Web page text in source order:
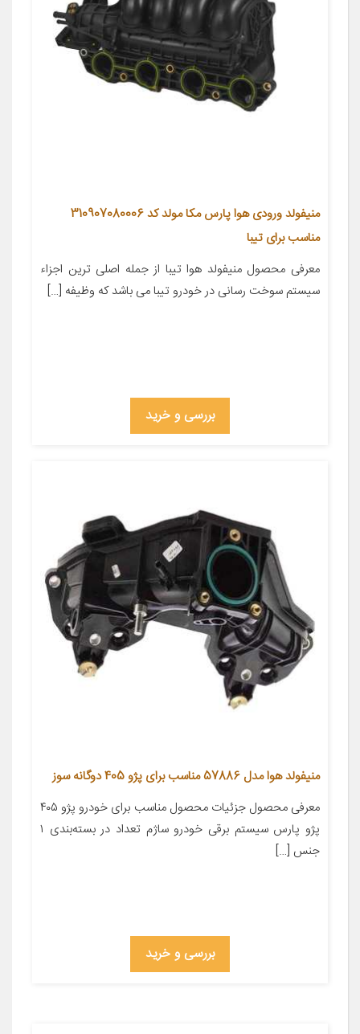
منيفولد ورودى هوا پارس مکا مولد كد 310907080006
مناسب براى تیبا
معرفی محصول منیفولد هوا تیبا از جمله اصلی ترین اجزاء
سیستم سوخت رسانی در خودرو تیبا می باشد که وظیفه […]
بررسی و خرید
منیفولد هوا مدل 57886 مناسب برای پژو 405 دوگانه سوز
معرفی محصول جزئیات محصول مناسب برای خودرو پژو ۴۰۵
پژو پارس سیستم برقی خودرو ساژم تعداد در بسته‌بندی ۱
جنس […]
بررسی و خرید